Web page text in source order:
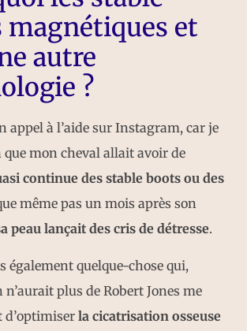
magnétiques et
autre
?
appel à l’aide sur Instagram, car je
que mon cheval allait avoir de
continue des stable boots ou des
même pas un mois après son
peau lançait des cris de détresse.
également quelque-chose qui,
n’aurait plus de Robert Jones me
la cicatrisation osseuse